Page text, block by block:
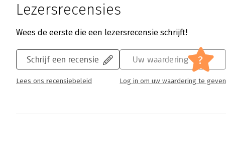
Lezersrecensies
Wees de eerste die een lezersrecensie schrijft!
Schrijf een recensie
Lees ons recensiebeleid
Uw waardering ?
Log in om uw waardering te geven